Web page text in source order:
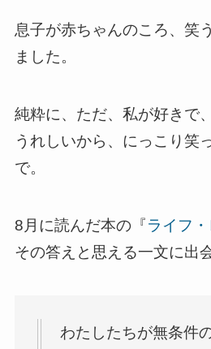
息子が赤ちゃんのころ、笑
ました。
純粋に、ただ、私が好きで
うれしいから、にっこり笑
で。
8月に読んだ本の『ライフ
その答えと思える一文に出
わたしたちが無条件